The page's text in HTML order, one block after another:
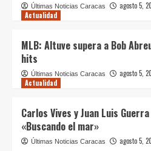
Últimas Noticias Caracas agosto 5,
Actualidad
MLB: Altuve supera a Bob
hits
Últimas Noticias Caracas agosto 5,
Actualidad
Carlos Vives y Juan Luis
«Buscando el mar»
Últimas Noticias Caracas agosto 5,